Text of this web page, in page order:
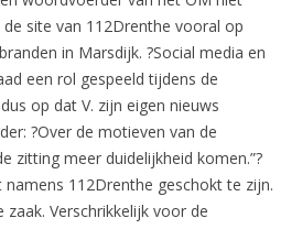
de site van 112Drenthe vooral op
in Marsdijk. ?Social media en
een rol gespeeld tijdens de
op dat V. zijn eigen nieuws
?Over de motieven van de
zitting meer duidelijkheid komen.”?
112Drenthe geschokt te zijn.
zaak. Verschrikkelijk voor de